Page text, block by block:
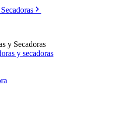
y Secadoras
y secadoras